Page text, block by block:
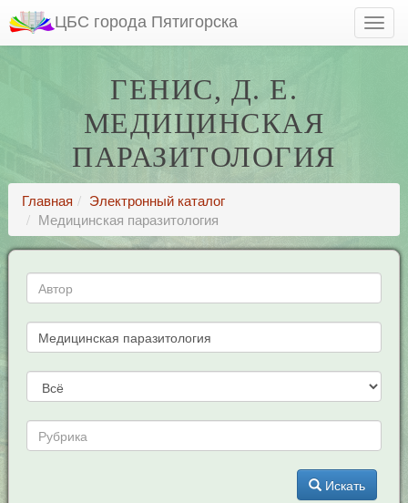
ЦБС города Пятигорска
ГЕНИС, Д. Е.
МЕДИЦИНСКАЯ
ПАРАЗИТОЛОГИЯ
Главная
Электронный каталог
Медицинская паразитология
Искать